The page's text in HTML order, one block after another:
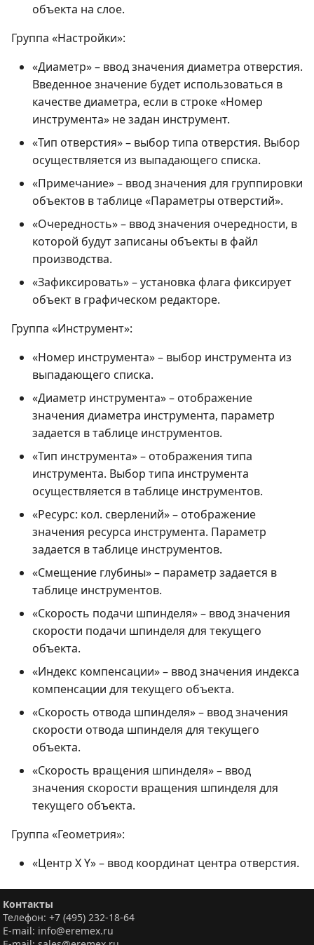
объекта на слое.
Группа «Настройки»:
«Диаметр» – ввод значения диаметра отверстия.
Введенное значение будет использоваться в
качестве диаметра, если в строке «Номер
инструмента» не задан инструмент.
«Тип отверстия» – выбор типа отверстия. Выбор
осуществляется из выпадающего списка.
«Примечание» – ввод значения для группировки
объектов в таблице «Параметры отверстий».
«Очередность» – ввод значения очередности, в
которой будут записаны объекты в файл
производства.
«Зафиксировать» – установка флага фиксирует
объект в графическом редакторе.
Группа «Инструмент»:
«Номер инструмента» – выбор инструмента из
выпадающего списка.
«Диаметр инструмента» – отображение
значения диаметра инструмента, параметр
задается в таблице инструментов.
«Тип инструмента» – отображения типа
инструмента. Выбор типа инструмента
осуществляется в таблице инструментов.
«Ресурс: кол. сверлений» – отображение
значения ресурса инструмента. Параметр
задается в таблице инструментов.
«Смещение глубины» – параметр задается в
таблице инструментов.
«Скорость подачи шпинделя» – ввод значения
скорости подачи шпинделя для текущего
объекта.
«Индекс компенсации» – ввод значения индекса
компенсации для текущего объекта.
«Скорость отвода шпинделя» – ввод значения
скорости отвода шпинделя для текущего
объекта.
«Скорость вращения шпинделя» – ввод
значения скорости вращения шпинделя для
текущего объекта.
Группа «Геометрия»:
«Центр X Y» – ввод координат центра отверстия.
Контакты
Телефон: +7 (495) 232-18-64
E-mail: info@eremex.ru